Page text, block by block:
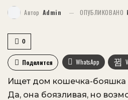
Автор Admin ОПУБЛИКОВАНО
0
Поделится WhatsApp
VK OK.ru
Ищет дом кошечка-бояшка
Да, она боязливая, но